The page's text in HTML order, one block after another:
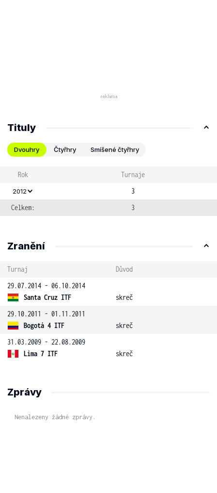
Tituly
Dvouhry Čtyřhry Smíšené čtyřhry
Rok Turnaje
2012
3
Celkem:
3
Zranění
Turnaj
Důvod
29.07.2014 - 06.10.2014
Santa Cruz ITF
skreč
29.10.2011 - 01.11.2011
Bogotá 4 ITF
skreč
31.03.2009 - 22.08.2009
Lima 7 ITF
skreč
Zprávy
Nenalezeny žádné zprávy.